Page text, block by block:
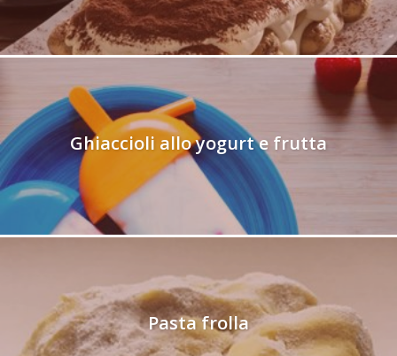
Ghiaccioli allo yogurt e frutta
Pasta frolla